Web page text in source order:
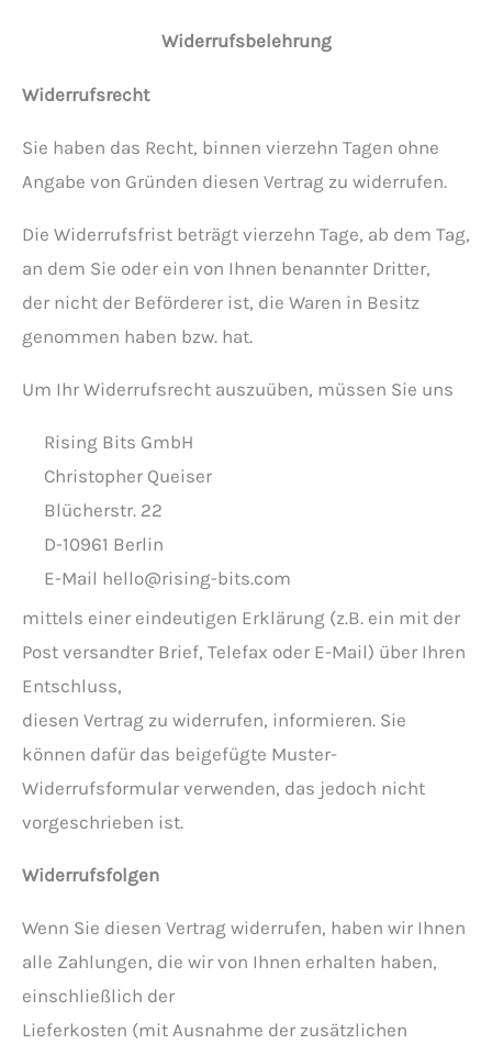
Widerrufsbelehrung
Widerrufsrecht
Sie haben das Recht, binnen vierzehn Tagen ohne
Angabe von Gründen diesen Vertrag zu widerrufen.
Die Widerrufsfrist beträgt vierzehn Tage, ab dem Tag,
an dem Sie oder ein von Ihnen benannter Dritter,
der nicht der Beförderer ist, die Waren in Besitz
genommen haben bzw. hat.
Um Ihr Widerrufsrecht auszuüben, müssen Sie uns
Rising Bits GmbH
Christopher Queiser
Blücherstr. 22
D-10961 Berlin
E-Mail hello@rising-bits.com
mittels einer eindeutigen Erklärung (z.B. ein mit der
Post versandter Brief, Telefax oder E-Mail) über Ihren
Entschluss,
diesen Vertrag zu widerrufen, informieren. Sie
können dafür das beigefügte Muster-
Widerrufsformular verwenden, das jedoch nicht
vorgeschrieben ist.
Widerrufsfolgen
Wenn Sie diesen Vertrag widerrufen, haben wir Ihnen
alle Zahlungen, die wir von Ihnen erhalten haben,
einschließlich der
Lieferkosten (mit Ausnahme der zusätzlichen